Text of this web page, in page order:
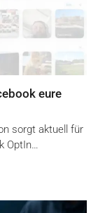
eure
sorgt aktuell für
OptIn…